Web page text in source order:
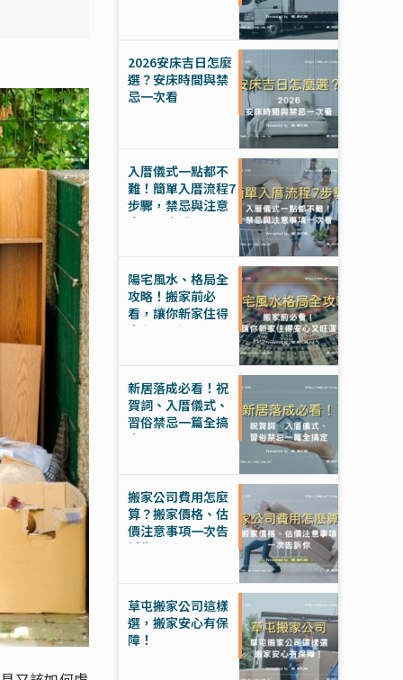
2026安床吉日怎麼
選？安床時間與禁
忌一次看
入厝儀式一點都不
難！簡單入厝流程7
步驟，禁忌與注意
事項一次看
陽宅風水、格局全
攻略！搬家前必
看，讓你新家住得
安心又旺運
新居落成必看！祝
賀詞、入厝儀式、
習俗禁忌一篇全搞
定
搬家公司費用怎麼
算？搬家價格、估
價注意事項一次告
訴你
草屯搬家公司這樣
選，搬家安心有保
障！